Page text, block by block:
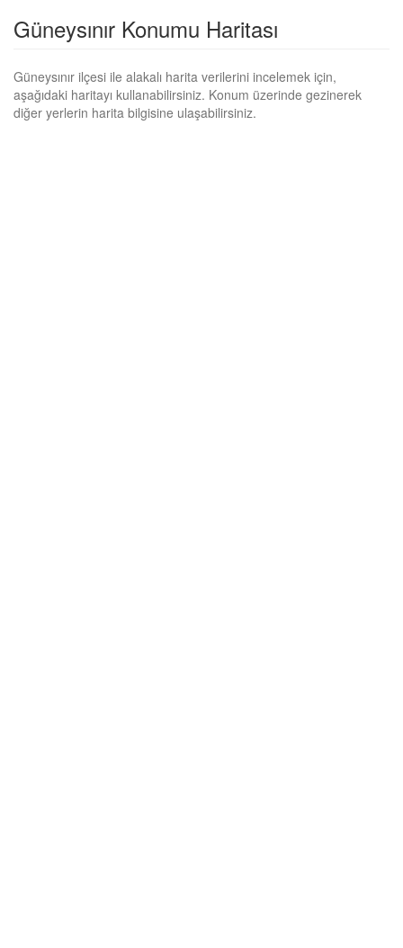
Güneysınır Konumu Haritası
Güneysınır ilçesi ile alakalı harita verilerini incelemek için,
aşağıdaki haritayı kullanabilirsiniz. Konum üzerinde gezinerek
diğer yerlerin harita bilgisine ulaşabilirsiniz.